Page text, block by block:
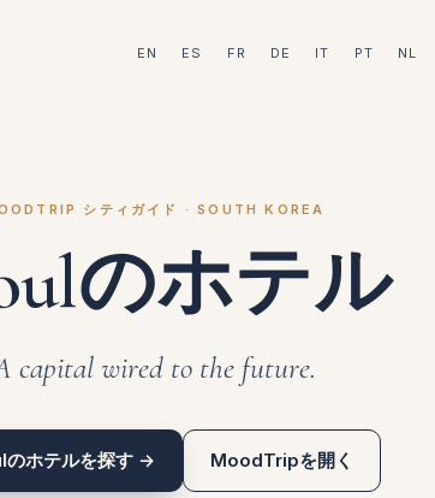
EN ES FR DE IT PT NL
シティガイド · SOUTH KOREA
のホテル
capital wired to the future.
ホテルを探す → MoodTripを開く